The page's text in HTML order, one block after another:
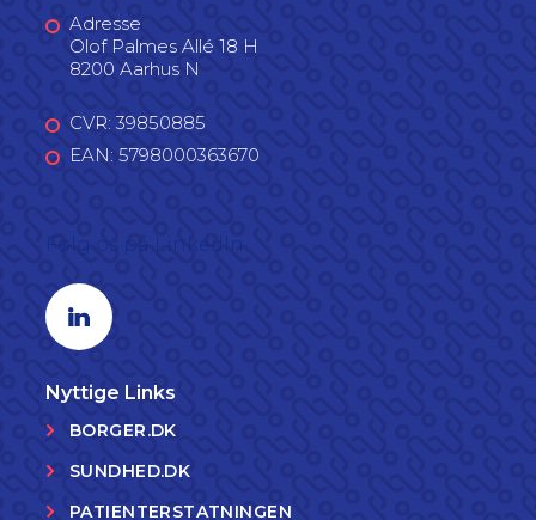
Adresse
Olof Palmes Allé 18 H
8200 Aarhus N
CVR: 39850885
EAN: 5798000363670
Linkedin profil
Nyttige Links
BORGER.DK
SUNDHED.DK
PATIENTERSTATNINGEN